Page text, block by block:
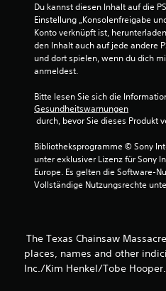
Du kannst diesen Inhalt auf die
Einstellung „Konsolenfreigabe
Konto verknüpft ist,
den Inhalt auch auf jede andere
und dort spielen, wenn du dich
anmeldest.
Bitte lesen Sie sich die
Gesundheitswarnungen
durch, bevor Sie dieses Produkt
Bibliotheksprogramme © Sony
unter exklusiver Lizenz für Sony
Europe. Es gelten die Software-
Vollständige Nutzungsrechte
The Texas Chainsaw
places, names and other
Inc./Kim Henkel/Tobe